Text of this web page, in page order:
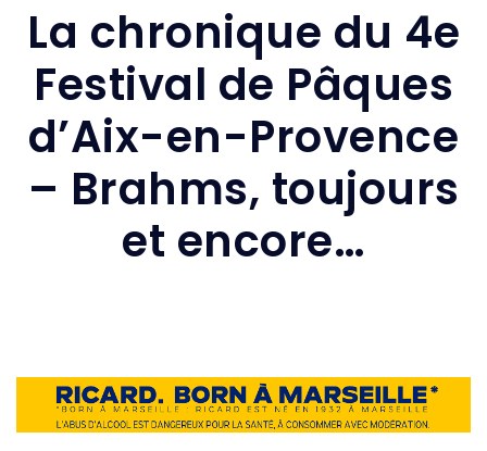
La chronique du 4e
Festival de Pâques
d’Aix-en-Provence
– Brahms, toujours
et encore…